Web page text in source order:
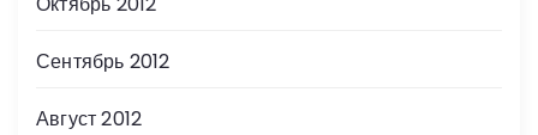
Сентябрь 2012
Август 2012